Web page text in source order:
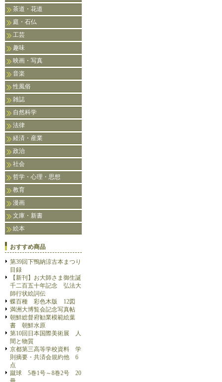
茶道・花道
庭・石仏
工芸
趣味
映画・写真
音楽
性風俗
雑誌
自然科学
法律
経済・産業
政治
社会
哲学・心理・思想
教育
漫画
文庫・新書
絵本
おすすめ商品
第39回下鴨納涼古本まつり
目録
【新刊】お大師さま御生誕
千二百五十年記念 弘法大
師行状絵詞伝
蝶百種 彩色木版 12図
満洲大博覧会記念写真帖
朝鮮総督府勧業模範絵葉
書 朝鮮水原
第10回日本国際美術展 人
間と物質
京都第三高等学校資料 学
則摘要・共済会規約他 6
点
蹴球 5巻1号～8巻2号 20